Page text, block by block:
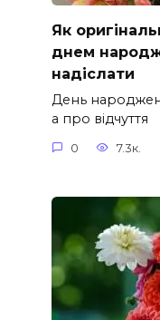
Як
днем
надіслати
День
а про відчуття
0 7.3к.